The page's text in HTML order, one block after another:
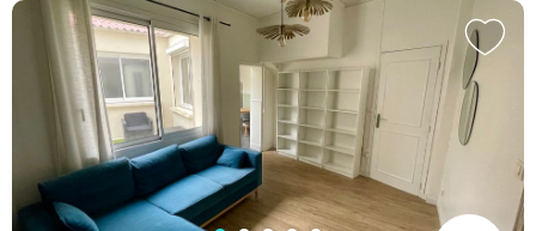
cleaning of the apartment twice a month, unlimited internet,
Fitness area, access to laundry, presence of a manager. Students
will benefit from proximity to the city center and the train
station.